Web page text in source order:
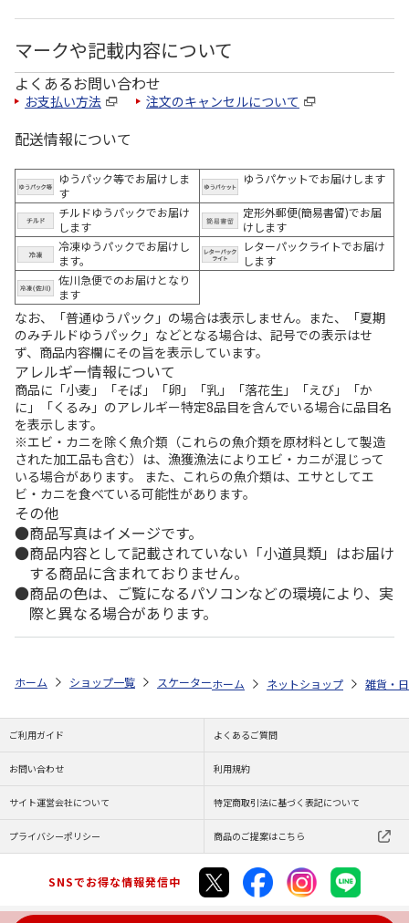
マークや記載内容について
よくあるお問い合わせ
お支払い方法 注文のキャンセルについて
配送情報について
ゆうパック等でお届けしま
す
ゆうパケットでお届けします
チルドゆうパックでお届け
します
定形外郵便(簡易書留)でお届
けします
冷凍ゆうパックでお届けし
ます。
レターパックライトでお届け
します
佐川急便でのお届けとなり
ます
なお、「普通ゆうパック」の場合は表示しません。また、「夏期
のみチルドゆうパック」などとなる場合は、記号での表示はせ
ず、商品内容欄にその旨を表示しています。
アレルギー情報について
商品に「小麦」「そば」「卵」「乳」「落花生」「えび」「か
に」「くるみ」のアレルギー特定8品目を含んでいる場合に品目名
を表示します。
※エビ・カニを除く魚介類（これらの魚介類を原材料として製造
された加工品も含む）は、漁獲漁法によりエビ・カニが混じって
いる場合があります。 また、これらの魚介類は、エサとしてエ
ビ・カニを食べている可能性があります。
その他
商品写真はイメージです。
商品内容として記載されていない「小道具類」はお届け
する商品に含まれておりません。
商品の色は、ご覧になるパソコンなどの環境により、実
際と異なる場合があります。
ホーム ショップ一覧 スケーター 塗り箸 21cm miffy ブルー ANN4SQ
ホーム ネットショップ 雑貨・
ご利用ガイド よくあるご質問
お問い合わせ 利用規約
サイト運営会社について 特定商取引法に基づく表記について
プライバシーポリシー 商品のご提案はこちら
SNSでお得な情報発信中